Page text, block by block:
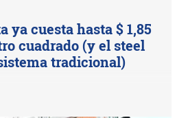
ya cuesta hasta $ 1,85
cuadrado (y el steel
tradicional)